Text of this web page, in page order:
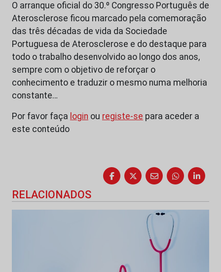
O arranque oficial do 30.º Congresso Português de
Aterosclerose ficou marcado pela comemoração
das três décadas de vida da Sociedade
Portuguesa de Aterosclerose e do destaque para
todo o trabalho desenvolvido ao longo dos anos,
sempre com o objetivo de reforçar o
conhecimento e traduzir o mesmo numa melhoria
constante…
Por favor faça login ou registe-se para aceder a
este conteúdo
RELACIONADOS